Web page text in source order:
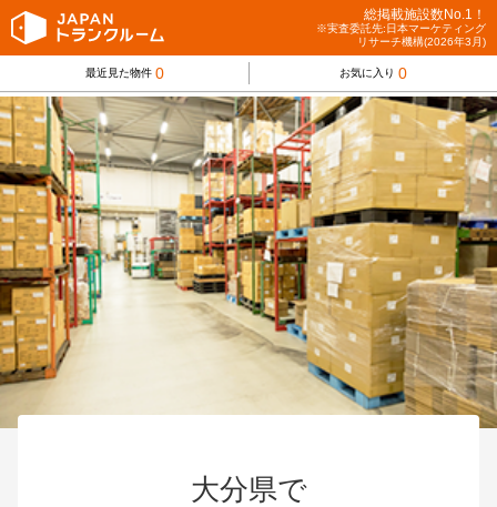
総掲載施設数No.1！
※実査委託先:日本マーケティング
リサーチ機構(2026年3月)
最近見た物件 0 お気に入り 0
大分県で